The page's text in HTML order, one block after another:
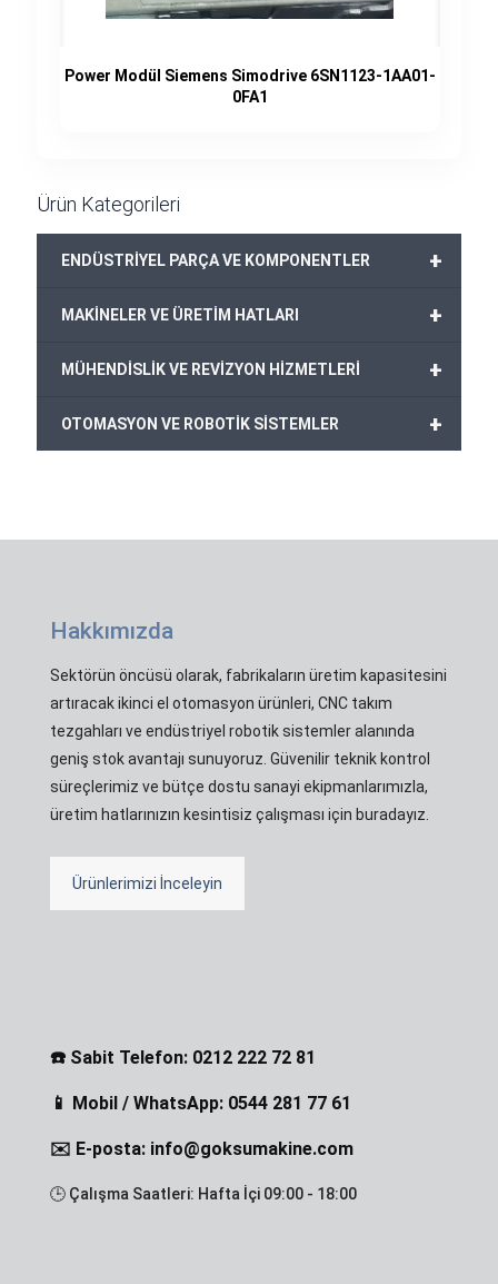
Power Modül Siemens Simodrive 6SN1123-1AA01-
0FA1
Ürün Kategorileri
+
ENDÜSTRİYEL PARÇA VE KOMPONENTLER
+
MAKİNELER VE ÜRETİM HATLARI
+
MÜHENDİSLİK VE REVİZYON HİZMETLERİ
+
OTOMASYON VE ROBOTİK SİSTEMLER
Hakkımızda
Sektörün öncüsü olarak, fabrikaların üretim kapasitesini
artıracak ikinci el otomasyon ürünleri, CNC takım
tezgahları ve endüstriyel robotik sistemler alanında
geniş stok avantajı sunuyoruz. Güvenilir teknik kontrol
süreçlerimiz ve bütçe dostu sanayi ekipmanlarımızla,
üretim hatlarınızın kesintisiz çalışması için buradayız.
Ürünlerimizi İnceleyin
☎️ Sabit Telefon: 0212 222 72 81
📱 Mobil / WhatsApp: 0544 281 77 61
✉️ E-posta: info@goksumakine.com
🕒 Çalışma Saatleri: Hafta İçi 09:00 - 18:00